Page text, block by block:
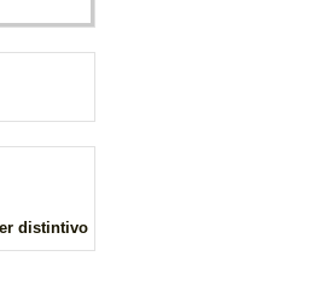
distintivo